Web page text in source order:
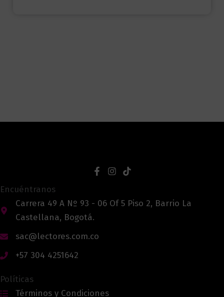
Encuéntranos
Carrera 49 A Nº 93 - 06 Of 5 Piso 2, Barrio La
Castellana, Bogotá.
sac@lectores.com.co
+57 304 4251642
Políticas
Términos y Condiciones